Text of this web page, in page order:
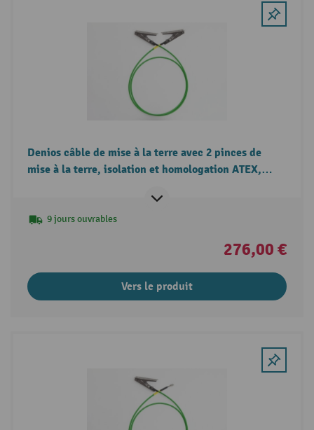
Denios câble de mise à la terre avec 2 pinces de
mise à la terre, isolation et homologation ATEX,
9 jours ouvrables
276,00 €
Vers le produit